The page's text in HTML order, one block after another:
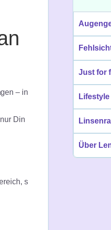
– in
Din
s
Just for
Lifestyle
Über